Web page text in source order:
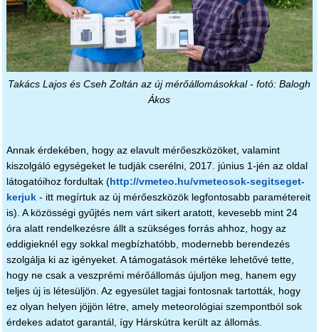
Takács Lajos és Cseh Zoltán az új mérőállomásokkal - fotó: Balogh
Ákos
Annak érdekében, hogy az elavult mérőeszközöket, valamint
kiszolgáló egységeket le tudják cserélni, 2017. június 1-jén az oldal
látogatóihoz fordultak (http://vmeteo.hu/vmeteosok-segitseget-
kerjuk- itt megírtuk az új mérőeszközök legfontosabb paramétereit
is). A közösségi gyűjtés nem várt sikert aratott, kevesebb mint 24
óra alatt rendelkezésre állt a szükséges forrás ahhoz, hogy az
eddigieknél egy sokkal megbízhatóbb, modernebb berendezés
szolgálja ki az igényeket. A támogatások mértéke lehetővé tette,
hogy ne csak a veszprémi mérőállomás újuljon meg, hanem egy
teljes új is létesüljön. Az egyesület tagjai fontosnak tartották, hogy
ez olyan helyen jöjjön létre, amely meteorológiai szempontból sok
érdekes adatot garantál, így Hárskútra került az állomás.